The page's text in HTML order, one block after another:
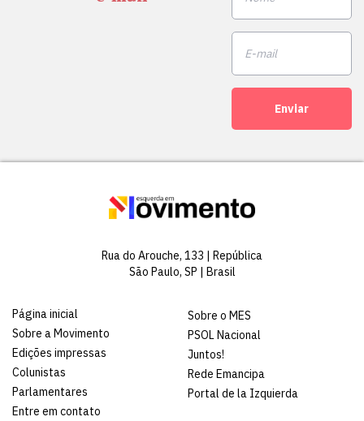
Enviar
Rua do Arouche, 133 | República
São Paulo, SP | Brasil
Página inicial
Sobre a Movimento
Edições impressas
Colunistas
Parlamentares
Entre em contato
Sobre o MES
PSOL Nacional
Juntos!
Rede Emancipa
Portal de la Izquierda